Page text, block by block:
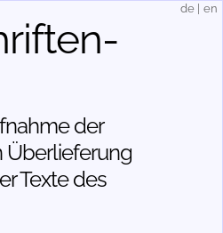
der
Über­lieferung
Texte des
de en